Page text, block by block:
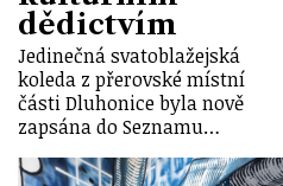
dědictvím
Jedinečná svatoblažejská
koleda z přerovské místní
části Dluhonice byla nově
zapsána do Seznamu…